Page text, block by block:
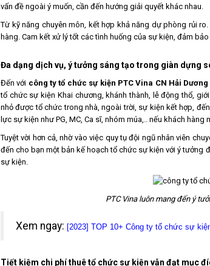
vấn đề ngoài ý muốn, cần đến hướng giải quyết khác nhau.
Từ kỹ năng chuyên môn, kết hợp khả năng dự phòng rủi
hàng. Cam kết xử lý tốt các tình huống của sự kiện, đảm
Đa dạng dịch vụ, ý tưởng sáng tạo trong giàn dựng
Đến với công ty tổ chức sự kiện PTC Vina CN Hải Dương
tổ chức sự kiện Khai chương, khánh thành, lễ động thổ,
nhỏ được tổ chức trong nhà, ngoài trời, sự kiện kết hợp,
lực sự kiện như PG, MC, Ca sĩ, nhóm múa,.. nếu khách hàng
Tuyệt vời hơn cả, nhờ vào việc quy tụ đội ngũ nhân viên
đến cho bạn một bản kế hoạch tổ chức sự kiện với ý tưởng
sự kiện.
PTC Vina luôn mang đến ý
Xem ngay: [2023] TOP 10+ Công ty tổ chức sự
Tiết kiệm chi phí thuê tổ chức sự kiện vẫn đạt mục